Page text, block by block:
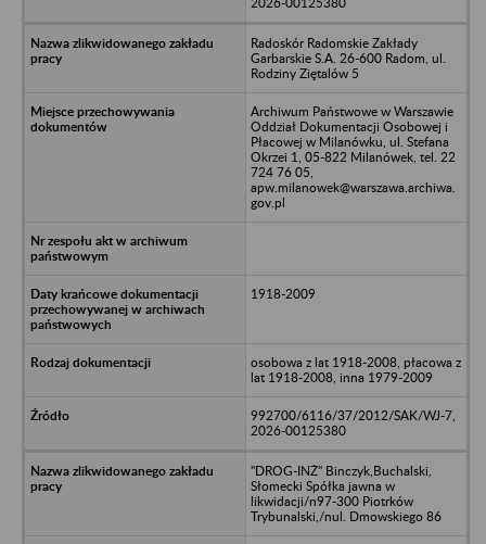
Radoskór Radomskie Zakłady
Garbarskie S.A. 26-600 Radom, ul.
Rodziny Ziętalów 5
Archiwum Państwowe w Warszawie
Oddział Dokumentacji Osobowej i
Płacowej w Milanówku, ul. Stefana
Okrzei 1, 05-822 Milanówek, tel. 22
724 76 05,
apw.milanowek@warszawa.archiwa.
gov.pl
1918-2009
osobowa z lat 1918-2008, płacowa z
lat 1918-2008, inna 1979-2009
992700/6116/37/2012/SAK/WJ-7,
2026-00125380
"DROG-INŻ" Binczyk,Buchalski,
Słomecki Spółka jawna w
likwidacji/n97-300 Piotrków
Trybunalski,/nul. Dmowskiego 86